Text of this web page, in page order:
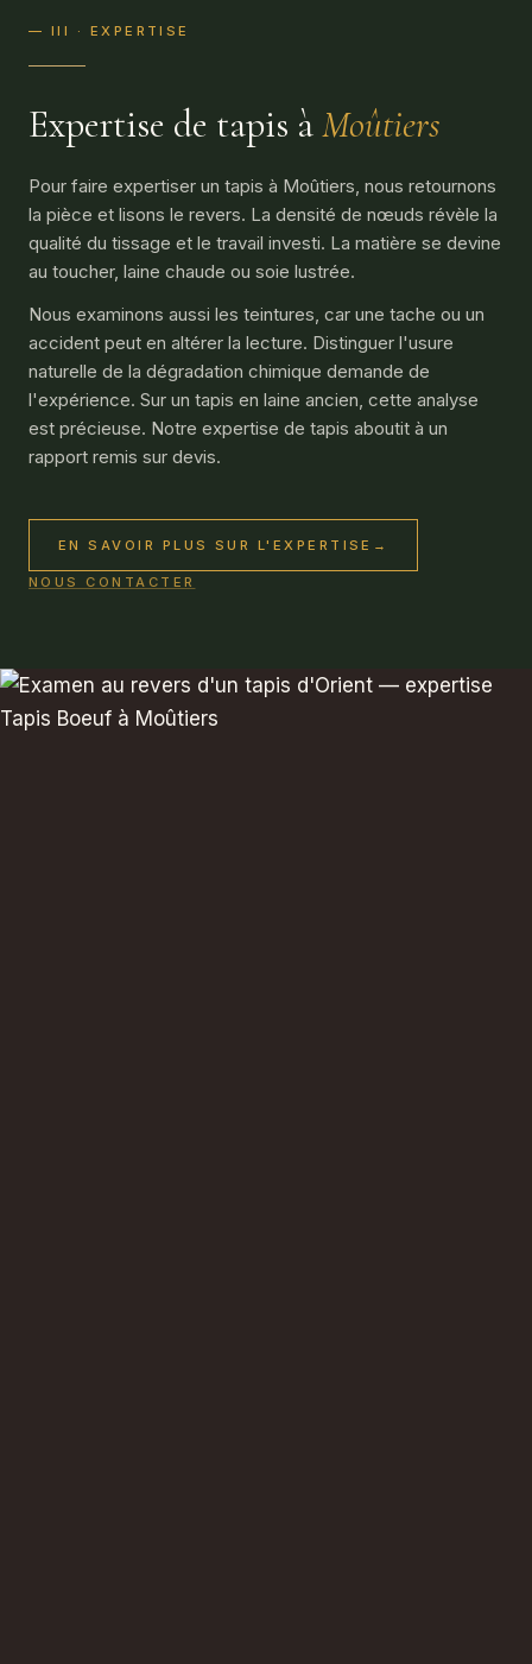
— III · EXPERTISE
Expertise de tapis àMoûtiers
Pour faire expertiser un tapis à Moûtiers, nous retournons
la pièce et lisons le revers. La densité de nœuds révèle la
qualité du tissage et le travail investi. La matière se devine
au toucher, laine chaude ou soie lustrée.
Nous examinons aussi les teintures, car une tache ou un
accident peut en altérer la lecture. Distinguer l'usure
naturelle de la dégradation chimique demande de
l'expérience. Sur un tapis en laine ancien, cette analyse
est précieuse. Notre expertise de tapis aboutit à un
rapport remis sur devis.
EN SAVOIR PLUS SUR L'EXPERTISE →
NOUS CONTACTER